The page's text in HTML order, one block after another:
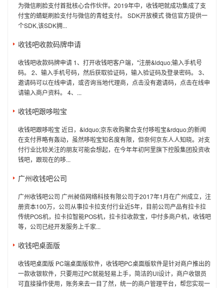
为微信刷脸支付首批核心合作伙伴。2019年中，收钱吧就成功集成了支
付宝的蜻蜓刷脸支付与微信的青蛙支付。 SDK开放模式 微信官方提供一
个SDK,该SDK拥...
收钱吧收款码牌申请
收钱吧收款码牌申请 1、打开收钱吧客户端，"注册&ldquo;输入手机号
码。 2、输入手机号码，然后获取验证码，输入验证码及登录密码。 3、
邀请码可以在线申请，或咨询当地代理商，点击没有邀请码，点击在线申
请输入商户资料。 4、...
收钱吧跟哆啦宝
收钱吧跟哆啦宝 近日，&ldquo;京东收购聚合支付哆啦宝&rdquo;的新闻
在支付界略有轰动，虽然哆啦宝知名度有限，但奈何京东人人知晓。对支
付行业比较关注的朋友可能会想起，在今年年初阿里旗下控股集团投资收
钱吧，跟现在的哆...
广州收钱吧公司
广州收钱吧公司 广州昶佰网络科技有限公司于2017年1月在广州成立，注
册资本100万，公司从事拉卡拉支付行业近5年，目前公司产品有拉卡拉
传统POS机，拉卡拉智能POS机，拉卡拉收款宝，中付多商户机，收钱吧
等，公司已经开发服务上千家...
收钱吧桌面版
收钱吧桌面版 PC端桌面版软件，收钱吧PC桌面版软件是针对商户推出的
一款收银软件，只要用过PC就能轻易上手，简洁的UI设计，商户收银员
可直接操作使用，账务来去一目了然，统一的商户管理平台，帮您实现一